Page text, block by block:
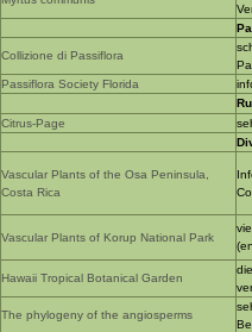
Collizione di Passiflora
Passiflora Society Florida
Citrus-Page
Vascular Plants of the Osa Peninsula,
Costa Rica
Vascular Plants of Korup National Park
Hawaii Tropical Botanical Garden
The phylogeny of the angiosperms